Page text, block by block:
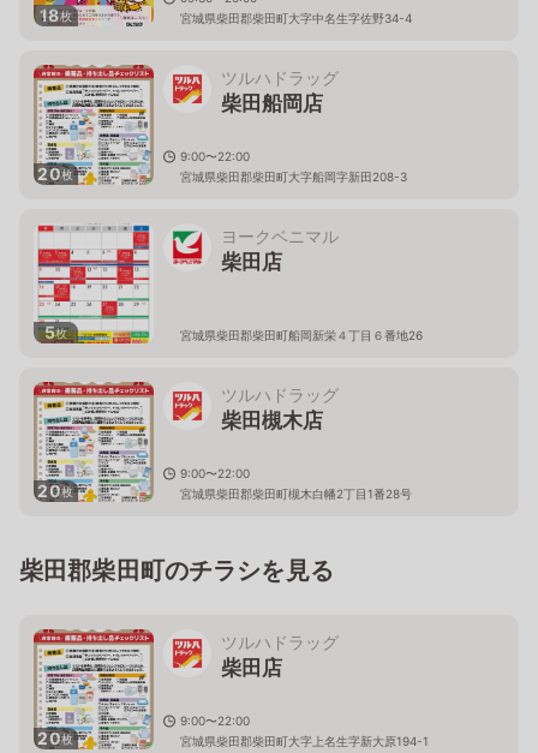
18枚
宮城県柴田郡柴田町大字中名生字佐野34-4
20枚
ツルハドラッグ
柴田船岡店
9:00〜22:00
宮城県柴田郡柴田町大字船岡字新田208-3
5枚
ヨークベニマル
柴田店
宮城県柴田郡柴田町船岡新栄４丁目６番地26
20枚
ツルハドラッグ
柴田槻木店
9:00〜22:00
宮城県柴田郡柴田町槻木白幡2丁目1番28号
柴田郡柴田町のチラシを見る
20枚
ツルハドラッグ
柴田店
9:00〜22:00
宮城県柴田郡柴田町大字上名生字新大原194-1